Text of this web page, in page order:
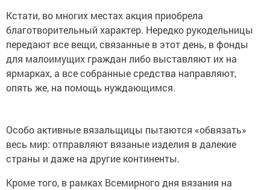
Кстати, во многих местах акция приобрела
благотворительный характер. Нередко рукодельницы
передают все вещи, связанные в этот день, в фонды
для малоимущих граждан либо выставляют их на
ярмарках, а все собранные средства направляют,
опять же, на помощь нуждающимся.
Особо активные вязальщицы пытаются «обвязать»
весь мир: отправляют вязаные изделия в далекие
страны и даже на другие континенты.
Кроме того, в рамках Всемирного дня вязания на